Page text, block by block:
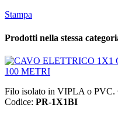
Stampa
Prodotti nella stessa
Filo isolato in VIPLA o PVC.
Codice: PR-1X1BI